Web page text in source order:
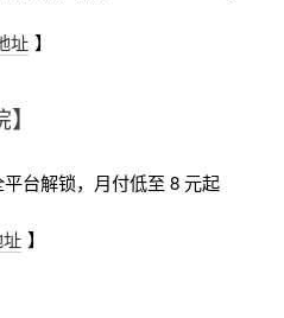
址 】
台解锁，月付低至 8 元起
】